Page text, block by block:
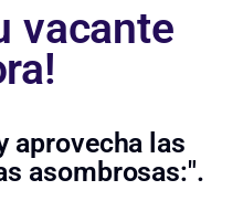
vacante
aprovecha las
asombrosas:".